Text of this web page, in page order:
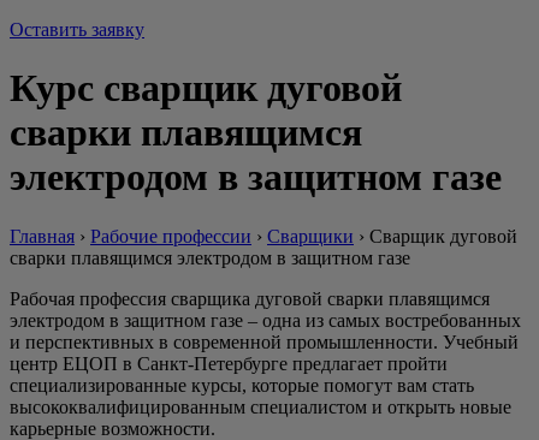
Оставить заявку
Курс сварщик дуговой
сварки плавящимся
электродом в защитном газе
Главная › Рабочие профессии › Сварщики › Сварщик дуговой
сварки плавящимся электродом в защитном газе
Рабочая профессия сварщика дуговой сварки плавящимся
электродом в защитном газе – одна из самых востребованных
и перспективных в современной промышленности. Учебный
центр ЕЦОП в Санкт-Петербурге предлагает пройти
специализированные курсы, которые помогут вам стать
высококвалифицированным специалистом и открыть новые
карьерные возможности.